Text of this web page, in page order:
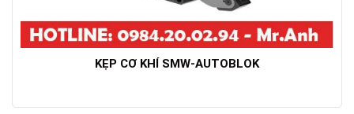
KẸP CƠ KHÍ SMW-AUTOBLOK